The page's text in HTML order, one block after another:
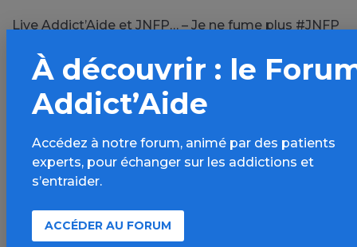
Live Addict’Aide et JNFP… – Je ne fume plus #JNFP
En téléchargement :
9cc6-41ff-894f-c4c6b377ace8
PARTAGER
À découvrir : le
Addict’Aide
Accédez à notre forum, animé par des patients
experts, pour échanger sur les addictions et
s’entraider.
ACCÉDER AU FORUM